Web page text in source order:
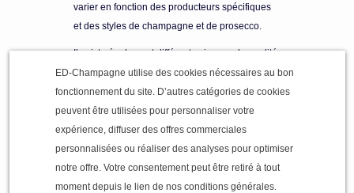
varier en fonction des producteurs spécifiques
et des styles de champagne et de prosecco.
Il existe également différents niveaux de qualité
et de styles au sein de chaque catégorie.
Le Champagne
ED-Champagne utilise des cookies nécessaires au bon
fonctionnement du site. D’autres catégories de cookies
peuvent être utilisées pour personnaliser votre
expérience, diffuser des offres commerciales
personnalisées ou réaliser des analyses pour optimiser
notre offre. Votre consentement peut être retiré à tout
moment depuis le lien de nos conditions générales.